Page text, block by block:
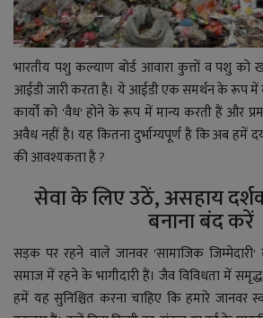
भारतीय पशु कल्याण बोर्ड आवारा कुत्तों व पशु को
आईडी जारी करता है। ये आईडी एक समर्थन के रूप में
कार्यों को 'वैध' होने के रूप में मान्य करतीहैं और
अवैध नहीं है। यह कितना दुर्भाग्यपूर्ण है कि अब हमें
की आवश्यकता है ?
सेवा के लिए उठें,असहाय
बनाना बंद करें
सड़क पर रहने वाले जानवर 'सामाजिक
समाज में रहने के भागीदारी हैं। जैव विविधता में
हमें यह सुनिश्चित करना चाहिए कि हमारे जानवर